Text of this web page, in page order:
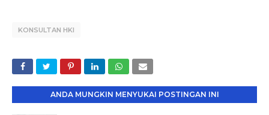
KONSULTAN HKI
ANDA MUNGKIN MENYUKAI POSTINGAN INI